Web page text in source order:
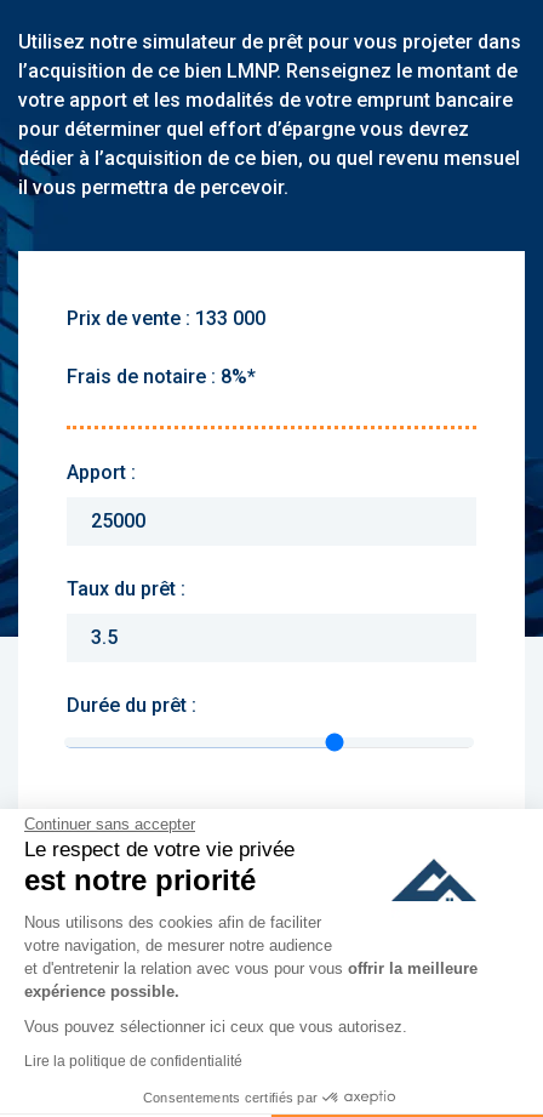
Continuer sans accepter
Le respect de votre vie privée
est notre priorité
Nous utilisons des cookies afin de faciliter
votre navigation, de mesurer notre audience
et d'entretenir la relation avec vous pour vous offrir la meilleure
expérience possible.
Vous pouvez sélectionner ici ceux que vous autorisez.
Lire la politique de confidentialité
Consentements certifiés par
Utilisez notre simulateur de prêt pour vous projeter dans
l’acquisition de ce bien LMNP. Renseignez le montant de
votre apport et les modalités de votre emprunt bancaire
pour déterminer quel effort d’épargne vous devrez
dédier à l’acquisition de ce bien, ou quel revenu mensuel
il vous permettra de percevoir.
Prix de vente :
Frais de notaire :
Apport :
Taux du prêt :
Durée du prêt :
Monthly charges :
Yearly rent :